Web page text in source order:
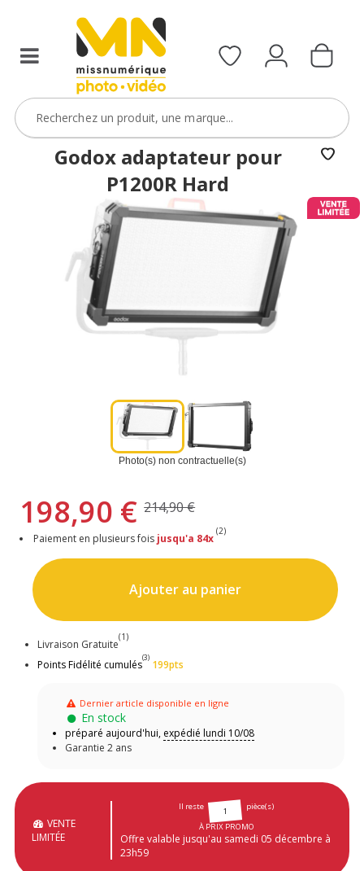
Godox adaptateur pour
P1200R Hard
Photo(s) non contractuelle(s)
198,90 € 214,90 €
Paiement en plusieurs fois jusqu'a 84x
(2)
Ajouter au panier
Livraison Gratuite
(1)
Points Fidélité cumulés
(3)
199pts
Dernier article disponible en ligne
En stock
préparé aujourd'hui, expédié lundi 10/08
Garantie 2 ans
VENTE
LIMITÉE
Il reste 1
pièce(s)
À PRIX PROMO
Offre valable jusqu'au samedi 05 décembre à
23h59